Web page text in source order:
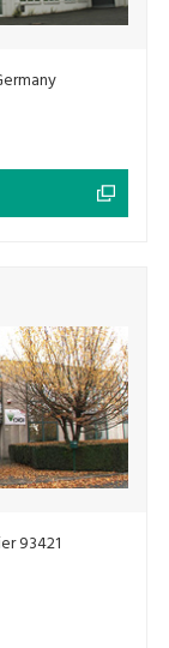
93421